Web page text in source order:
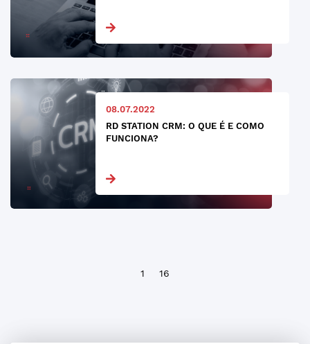
08.07.2022
RD STATION CRM: O QUE É E COMO
FUNCIONA?
1 16